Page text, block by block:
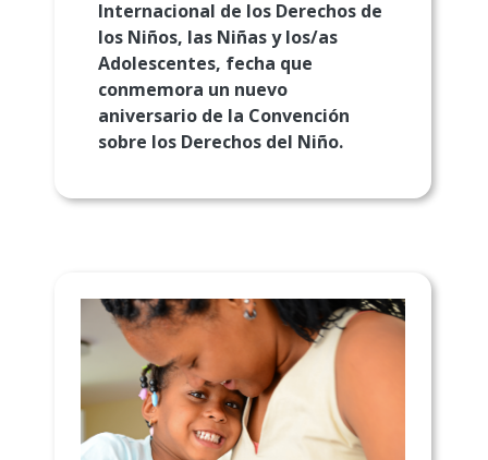
Internacional de los Derechos de
los Niños, las Niñas y los/as
Adolescentes, fecha que
conmemora un nuevo
aniversario de la Convención
sobre los Derechos del Niño.